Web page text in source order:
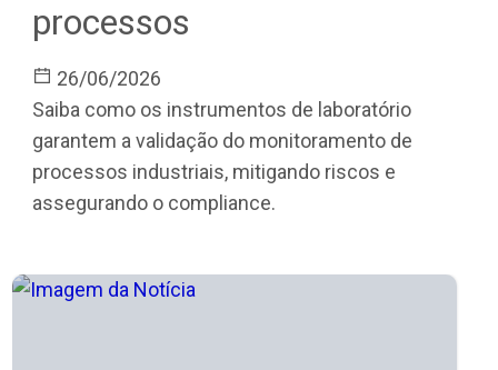
processos
26/06/2026
Saiba como os instrumentos de laboratório
garantem a validação do monitoramento de
processos industriais, mitigando riscos e
assegurando o compliance.